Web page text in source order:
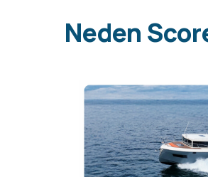
Neden